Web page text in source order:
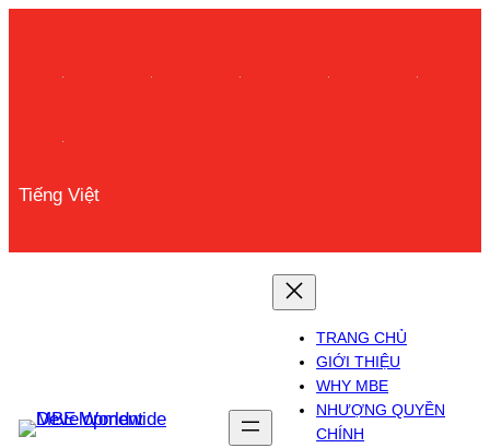
content
Tiếng Việt
TRANG CHỦ
GIỚI THIỆU
WHY MBE
NHƯỢNG QUYỀN
CHÍNH